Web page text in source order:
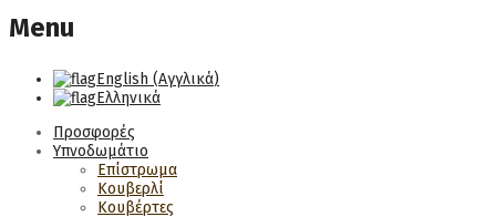
Menu
English (Αγγλικά)
Ελληνικά
Προσφορές
Υπνοδωμάτιο
Επίστρωμα
Κουβερλί
Κουβέρτες